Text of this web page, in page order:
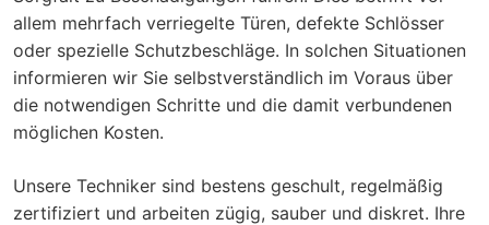
allem mehrfach verriegelte Türen, defekte Schlösser
oder spezielle Schutzbeschläge. In solchen Situationen
informieren wir Sie selbstverständlich im Voraus über
die notwendigen Schritte und die damit verbundenen
möglichen Kosten.
Unsere Techniker sind bestens geschult, regelmäßig
zertifiziert und arbeiten zügig, sauber und diskret. Ihre